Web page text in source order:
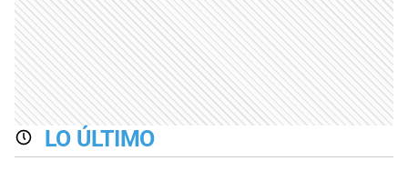
LO ÚLTIMO